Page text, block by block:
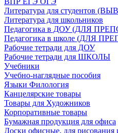
Литература для студентов
Литература для школьников
Педагогика в ДОУ (ДЛЯ
Педагогика в школе (ДЛЯ
Рабочие тетради для ДОУ
Рабочие тетради для ШКОЛЫ
Учебники
Учебно-наглядные пособия
Языки Филология
Канцелярские товары
Товары для Художников
Корпоративные товары
Бумажная продукция для офиса
Доски офисные, для рисования